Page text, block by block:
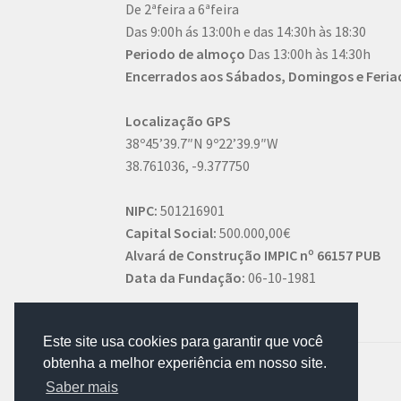
Este site usa cookies para garantir que você
obtenha a melhor experiência em nosso site.
Saber mais
De 2ªfeira a 6ªfeira
Das 9:00h ás 13:00h e das 14:30h às 18:30
Periodo de almoço Das 13:00h às 14:30h
Encerrados aos Sábados, Domingos e
Localização GPS
38º45’39.7″N 9º22’39.9″W
38.761036, -9.377750
NIPC: 501216901
Capital Social: 500.000,00€
Alvará de Construção IMPIC nº 66157 PUB
Data da Fundação: 06-10-1981